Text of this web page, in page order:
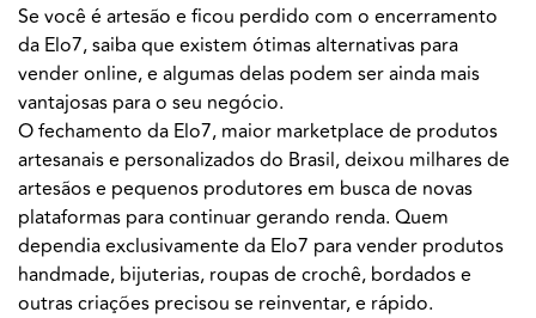
Se você é artesão e ficou perdido com o encerramento
da Elo7, saiba que existem ótimas alternativas para
vender online, e algumas delas podem ser ainda mais
vantajosas para o seu negócio.
O fechamento da Elo7, maior marketplace de produtos
artesanais e personalizados do Brasil, deixou milhares de
artesãos e pequenos produtores em busca de novas
plataformas para continuar gerando renda. Quem
dependia exclusivamente da Elo7 para vender produtos
handmade, bijuterias, roupas de crochê, bordados e
outras criações precisou se reinventar, e rápido.